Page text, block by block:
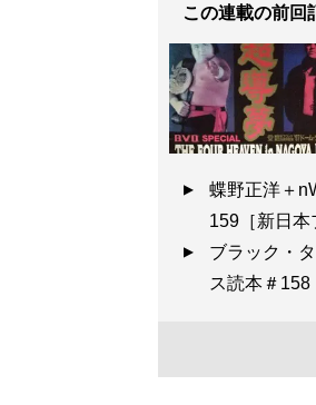
この連載の前回
蝶野正洋＋
159［新日
ブラック・
ス読本＃